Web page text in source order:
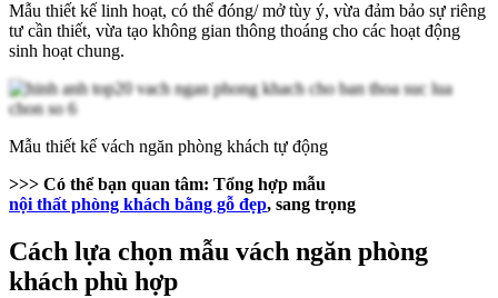
Mẫu thiết kế linh hoạt, có thể đóng/ mở tùy ý, vừa đảm bảo sự riêng
tư cần thiết, vừa tạo không gian thông thoáng cho các hoạt động
sinh hoạt chung.
Mẫu thiết kế vách ngăn phòng khách tự động
>>> Có thể bạn quan tâm: Tổng hợp mẫu
nội thất phòng khách bằng gỗ đẹp, sang trọng
Cách lựa chọn mẫu vách ngăn phòng
khách phù hợp